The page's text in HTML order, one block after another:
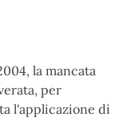
la mancata
per
l'applicazione di